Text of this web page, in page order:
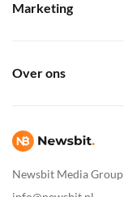
Newsbit Media Group
Marketing
Over ons